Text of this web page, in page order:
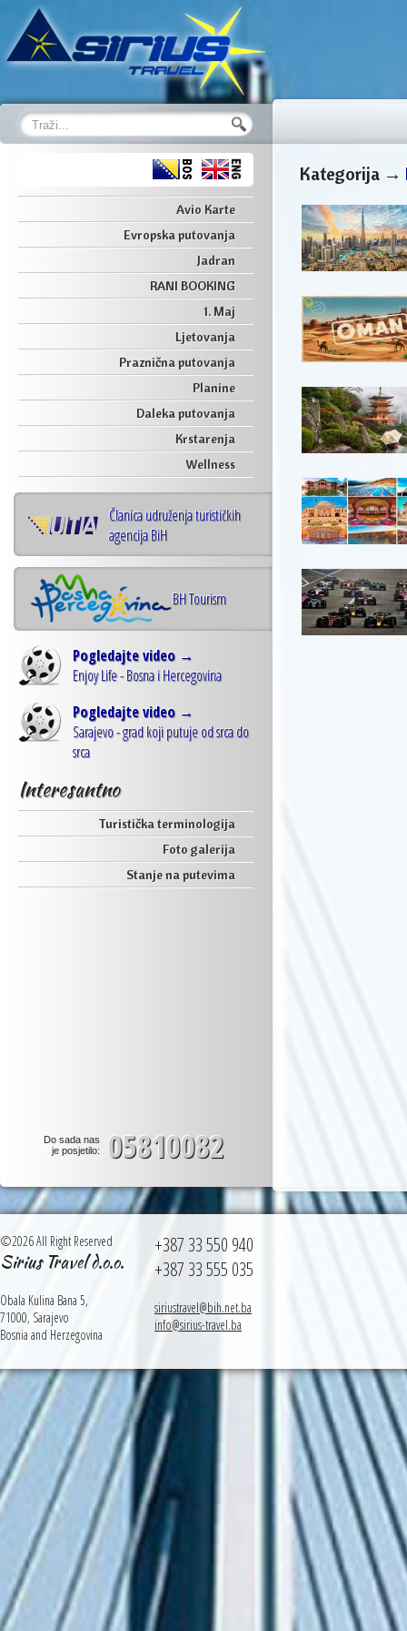
Avio Karte
Evropska putovanja
Jadran
RANI BOOKING
1. Maj
Ljetovanja
Praznična putovanja
Planine
Daleka putovanja
Krstarenja
Wellness
Članica udruženja turističkih
agencija BiH
BH Tourism
Pogledajte video →
Enjoy Life - Bosna i Hercegovina
Pogledajte video →
Sarajevo - grad koji putuje od srca do
srca
Interesantno
Turistička terminologija
Foto galerija
Stanje na putevima
Do sada nas
je posjetilo:
05810082
Kategorija →
©2026 All Right Reserved
Sirius Travel d.o.o.
Obala Kulina Bana 5,
71000, Sarajevo
Bosnia and Herzegovina
+387 33 550 940
+387 33 555 035
siriustravel@bih.net.ba
info@sirius-travel.ba